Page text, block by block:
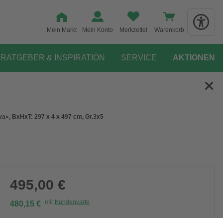
Mein Markt Mein Konto Merkzettel Warenkorb
RATGEBER & INSPIRATION SERVICE AKTIONEN
BxHxT: 297 x 4 x 497 cm, Gr.3x5
495,00 €
480,15 € mit Kundenkarte